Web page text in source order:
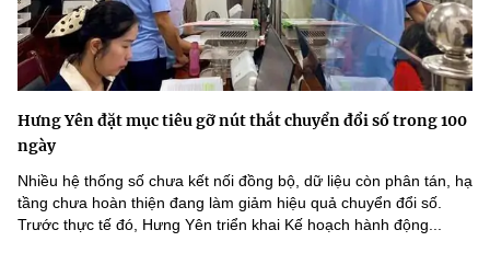
Hưng Yên đặt mục tiêu gỡ nút thắt chuyển đổi số trong 100
ngày
Nhiều hệ thống số chưa kết nối đồng bộ, dữ liệu còn phân tán, hạ
tầng chưa hoàn thiện đang làm giảm hiệu quả chuyển đổi số.
Trước thực tế đó, Hưng Yên triển khai Kế hoạch hành động...